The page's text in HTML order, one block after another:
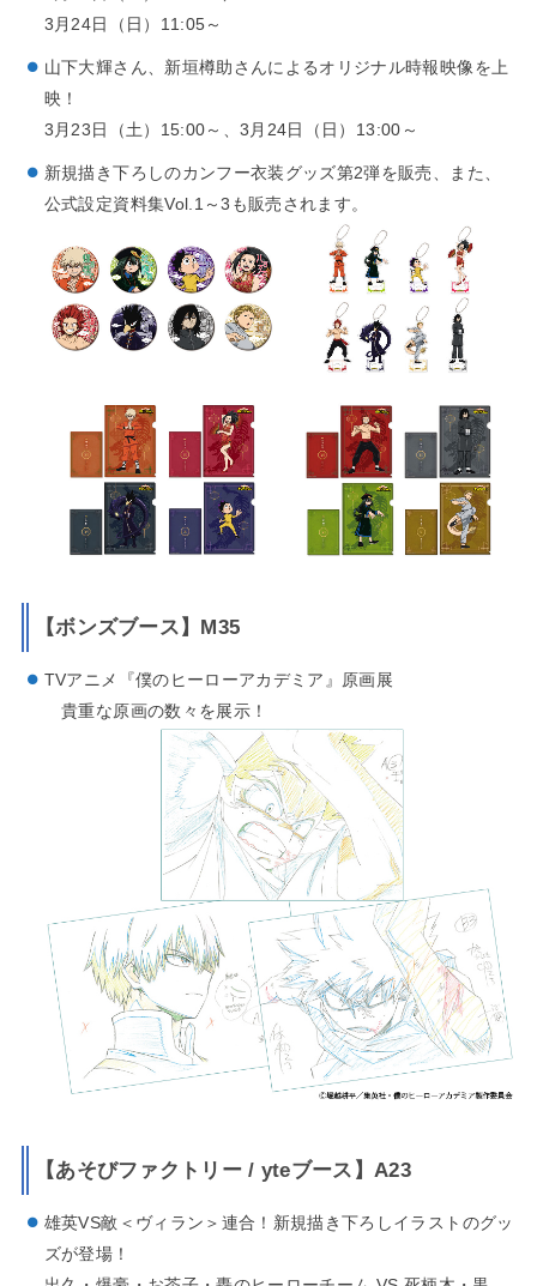
3月24日（日）11:05～
山下大輝さん、新垣樽助さんによるオリジナル時報映像を上
映！
3月23日（土）15:00～、3月24日（日）13:00～
新規描き下ろしのカンフー衣装グッズ第2弾を販売、また、
公式設定資料集Vol.1～3も販売されます。
【ボンズブース】M35
TVアニメ『僕のヒーローアカデミア』原画展
貴重な原画の数々を展示！
【あそびファクトリー / yteブース】A23
雄英VS敵＜ヴィラン＞連合！新規描き下ろしイラストのグッ
ズが登場！